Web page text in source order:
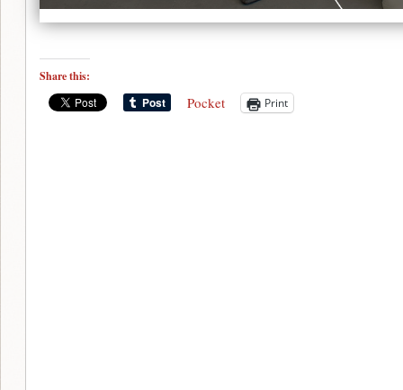
Share this:
Pocket Print